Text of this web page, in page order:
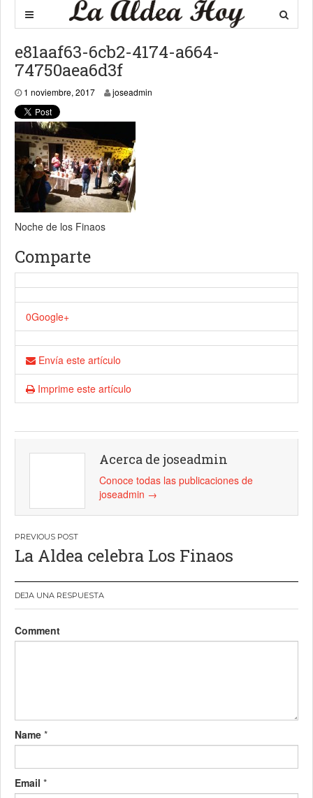
e81aaf63-6cb2-4174-a664-
74750aea6d3f
1 noviembre, 20171 noviembre, 2017
joseadmin
Noche de los Finaos
Comparte
0Google+
Envía este artículo
Imprime este artículo
Acerca de joseadmin
Conoce todas las publicaciones de
joseadmin →
Navegación
de
entradas
La Aldea celebra Los Finaos
DEJA UNA RESPUESTA
Comment
Name *
Email *